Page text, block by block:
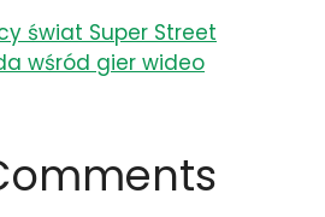
świat Super Street
wśród gier wideo